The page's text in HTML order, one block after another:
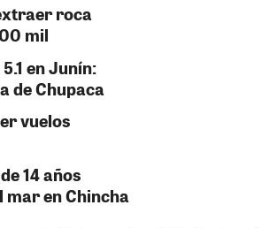
roca
mil
en Junín:
de Chupaca
vuelos
14 años
en Chincha